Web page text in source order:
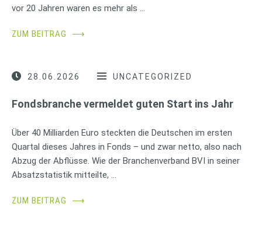
vor 20 Jahren waren es mehr als …
ZUM BEITRAG ⟶
28.06.2026 UNCATEGORIZED
Fondsbranche vermeldet guten Start ins Jahr
Über 40 Milliarden Euro steckten die Deutschen im ersten
Quartal dieses Jahres in Fonds – und zwar netto, also nach
Abzug der Abflüsse. Wie der Branchenverband BVI in seiner
Absatzstatistik mitteilte, …
ZUM BEITRAG ⟶